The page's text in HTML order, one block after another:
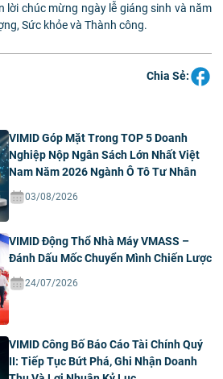
lời chúc mừng ngày lễ giáng sinh và năm
Sức khỏe và Thành công.
Chia Sẻ:
VIMID Góp Mặt Trong TOP 5 Doanh
Nghiệp Nộp Ngân Sách Lớn Nhất Việt
Nam Năm 2026 Ngành Ô Tô Tư Nhân
03/08/2026
VIMID Động Thổ Nhà Máy VMASS –
Đánh Dấu Mốc Chuyển Mình Chiến Lược
24/07/2026
VIMID Công Bố Báo Cáo Tài Chính Quý
II: Tiếp Tục Bứt Phá, Ghi Nhận Doanh